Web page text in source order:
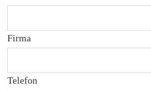
Firma
Telefon